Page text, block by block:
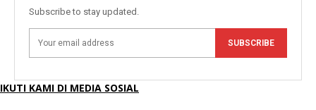
Subscribe to stay updated.
SUBSCRIBE
IKUTI KAMI DI MEDIA SOSIAL